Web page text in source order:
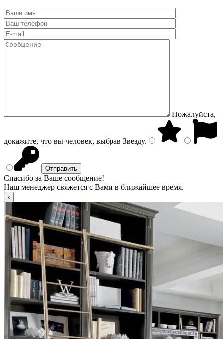
Пожалуйста,
докажите, что вы человек, выбрав Звезду.
Спасибо за Ваше сообщение!
Наш менеджер свяжется с Вами в ближайшее время.